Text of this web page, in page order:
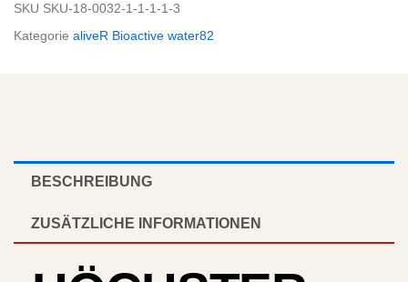
SKU SKU-18-0032-1-1-1-1-3
Kategorie aliveR Bioactive water82
BESCHREIBUNG
ZUSÄTZLICHE INFORMATIONEN